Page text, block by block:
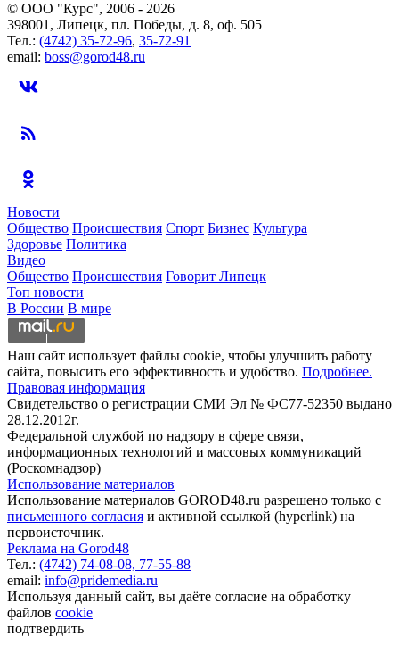
© ООО "Курс", 2006 - 2026
398001, Липецк, пл. Победы, д. 8, оф. 505
Тел.: (4742) 35-72-96, 35-72-91
email: boss@gorod48.ru
Новости
Общество Происшествия Спорт Бизнес Культура
Здоровье Политика
Видео
Общество Происшествия Говорит Липецк
Топ новости
В России В мире
Наш сайт использует файлы cookie, чтобы улучшить работу
сайта, повысить его эффективность и удобство. Подробнее.
Правовая информация
Свидетельство о регистрации СМИ Эл № ФС77-52350 выдано
28.12.2012г.
Федеральной службой по надзору в сфере связи,
информационных технологий и массовых коммуникаций
(Роскомнадзор)
Использование материалов
Использование материалов GOROD48.ru разрешено только с
письменного согласия и активной ссылкой (hyperlink) на
первоисточник.
Реклама на Gorod48
Тел.: (4742) 74-08-08, 77-55-88
email: info@pridemedia.ru
Используя данный сайт, вы даёте согласие на обработку
файлов cookie
подтвердить